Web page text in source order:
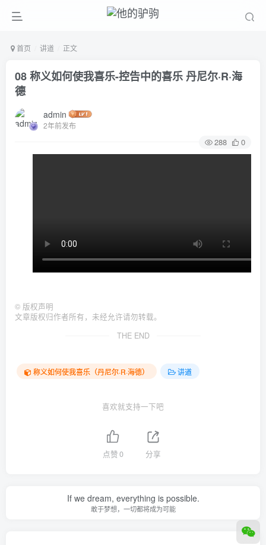
首页 讲道 正文
08 称义如何使我喜乐-控告中的喜乐 丹尼尔·R·海
德
admin
2年前发布
288 0
© 版权声明
文章版权归作者所有，未经允许请勿转载。
THE END
称义如何使我喜乐（丹尼尔·R·海德） 讲道
喜欢就支持一下吧
点赞0 分享
If we dream, everything is possible.
敢于梦想，一切都将成为可能